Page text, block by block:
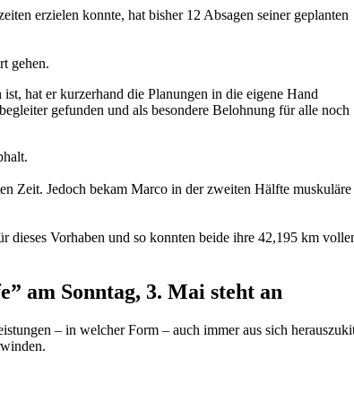
erzielen konnte, hat bisher 12 Absagen seiner geplanten
gehen.
hat er kurzerhand die Planungen in die eigene Hand
gefunden und als besondere Belohnung für alle noch
Zeit. Jedoch bekam Marco in der zweiten Hälfte muskuläre
Vorhaben und so konnten beide ihre 42,195 km
am Sonntag, 3. Mai steht an
– in welcher Form – auch immer aus sich